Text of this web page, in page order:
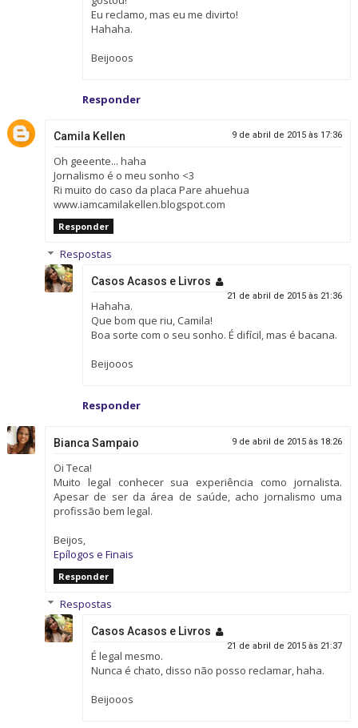
Eu reclamo, mas eu me divirto!
Hahaha.
Beijooos
Responder
Camila Kellen 9 de abril de 2015 às 17:36
Oh geeente... haha
Jornalismo é o meu sonho <3
Ri muito do caso da placa Pare ahuehua
www.iamcamilakellen.blogspot.com
Responder
Respostas
Casos Acasos e Livros
21 de abril de 2015 às 21:36
Hahaha.
Que bom que riu, Camila!
Boa sorte com o seu sonho. É difícil, mas é bacana.
Beijooos
Responder
Bianca Sampaio 9 de abril de 2015 às 18:26
Oi Teca!
Muito legal conhecer sua experiência como jornalista.
Apesar de ser da área de saúde, acho jornalismo uma
profissão bem legal.
Beijos,
Epílogos e Finais
Responder
Respostas
Casos Acasos e Livros
21 de abril de 2015 às 21:37
É legal mesmo.
Nunca é chato, disso não posso reclamar, haha.
Beijooos